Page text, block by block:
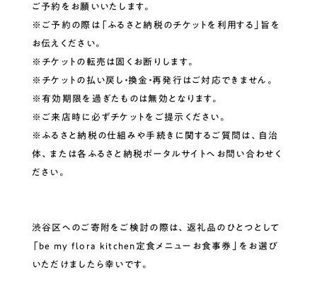
ご予約をお願いいたします。
※ご予約の際は「ふるさと納税のチケットを利用する」旨を
お伝えください。
※チケットの転売は固くお断りします。
※チケットの払い戻し・換金・再発行はご対応できません。
※有効期限を過ぎたものは無効となります。
※ご来店時に必ずチケットをご提示ください。
※ふるさと納税の仕組みや手続きに関するご質問は、自治
体、または各ふるさと納税ポータルサイトへお問い合わせく
ださい。
渋谷区へのご寄附をご検討の際は、返礼品のひとつとして
「be my flora kitchen定食メニューお食事券」をお選び
いただけましたら幸いです。